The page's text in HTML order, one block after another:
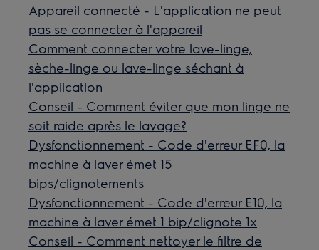
Appareil connecté - L'application ne peut
pas se connecter à l'appareil
Comment connecter votre lave-linge,
sèche-linge ou lave-linge séchant à
l'application
Conseil - Comment éviter que mon linge ne
soit raide après le lavage?
Dysfonctionnement - Code d'erreur EF0, la
machine à laver émet 15
bips/clignotements
Dysfonctionnement - Code d'erreur E10, la
machine à laver émet 1 bip/clignote 1x
Conseil - Comment nettoyer le filtre de